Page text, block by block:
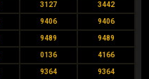
3127 3442
9406 9406
9489 9489
0136 4166
9364 9364